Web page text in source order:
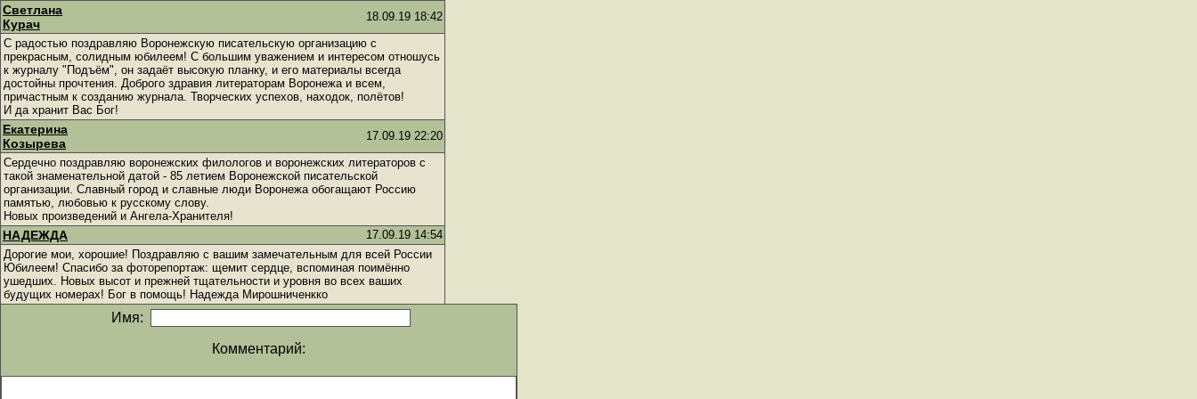
Светлана
Курач
18.09.19 18:42
С радостью поздравляю Воронежскую писательскую организацию с
прекрасным, солидным юбилеем! С большим уважением и интересом отношусь
к журналу "Подъём", он задаёт высокую планку, и его материалы всегда
достойны прочтения. Доброго здравия литераторам Воронежа и всем,
причастным к созданию журнала. Творческих успехов, находок, полётов!
И да хранит Вас Бог!
Екатерина
Козырева
17.09.19 22:20
Сердечно поздравляю воронежских филологов и воронежских литераторов с
такой знаменательной датой - 85 летием Воронежской писательской
организации. Славный город и славные люди Воронежа обогащают Россию
памятью, любовью к русскому слову.
Новых произведений и Ангела-Хранителя!
НАДЕЖДА
17.09.19 14:54
Дорогие мои, хорошие! Поздравляю с вашим замечательным для всей России
Юбилеем! Спасибо за фоторепортаж: щемит сердце, вспоминая поимённо
ушедших. Новых высот и прежней тщательности и уровня во всех ваших
будущих номерах! Бог в помощь! Надежда Мирошниченкко
Имя:
Комментарий: